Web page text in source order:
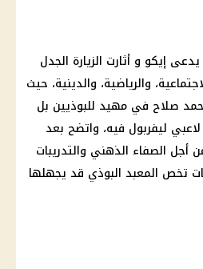
إيكو و أثارت الزيارة الجدل
والرياضية، والدينية، حيث
صلاح في مهيد للبوذيين بل
ليفربول فيه، واتضح بعد
الصفاء الذهني والتدريبات
تخص المعبد البوذي قد يجهلها